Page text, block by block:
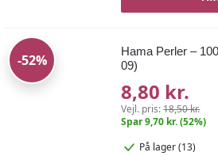
-52%
Hama Perler –
09)
8,80 kr.
Vejl. pris:18,50 kr.
Spar 9,70 kr. (52%)
På lager (13)